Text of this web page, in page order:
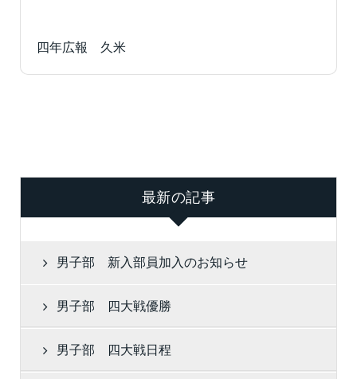
四年広報 久米
最新の記事
男子部 新入部員加入のお知らせ
男子部 四大戦優勝
男子部 四大戦日程